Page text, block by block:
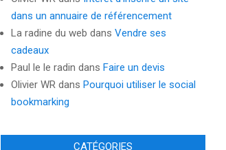
dans un annuaire de référencement
La radine du web dans Vendre ses
cadeaux
Paul le le radin dans Faire un devis
Olivier WRdans Pourquoi utiliser le social
bookmarking
CATÉGORIES